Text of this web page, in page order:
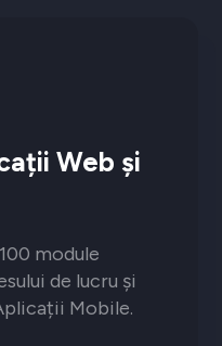
Web și
module
de lucru și
Mobile.